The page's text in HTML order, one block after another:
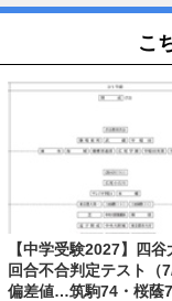
こ
【中学受験2027】四
回合不合判定テスト（
偏差値…筑駒74・桜蔭